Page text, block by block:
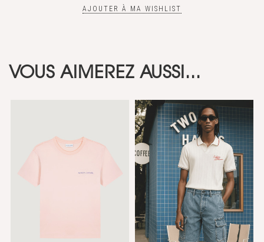
AJOUTER À MA WISHLIST
VOUS AIMEREZ AUSSI...